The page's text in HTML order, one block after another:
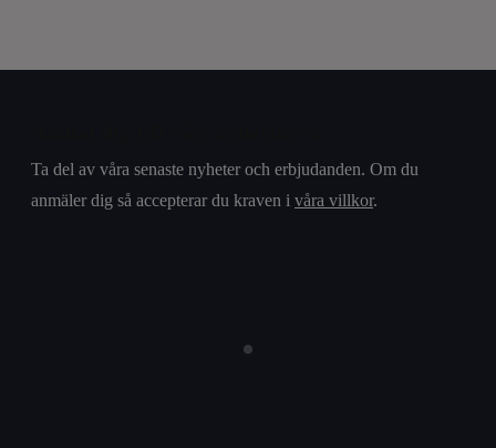
Ta del av våra senaste nyheter och erbjudanden. Om du
anmäler dig så accepterar du kraven i våra villkor.